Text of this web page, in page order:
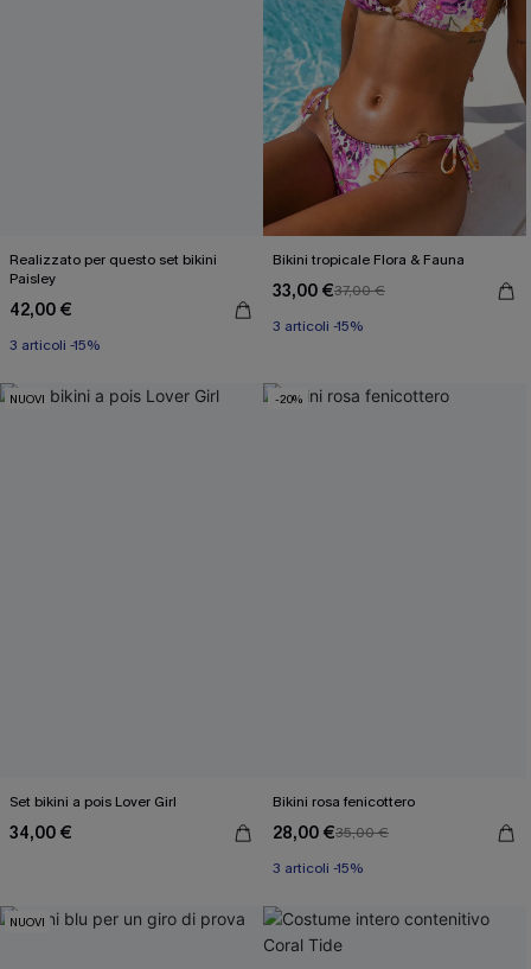
Realizzato per questo set bikini
Paisley
42,00 €
3 articoli -15%
Bikini tropicale Flora & Fauna
33,00 €37,00 €
3 articoli -15%
NUOVI
Set bikini a pois Lover Girl
34,00 €
-20%
Bikini rosa fenicottero
28,00 €35,00 €
3 articoli -15%
NUOVI